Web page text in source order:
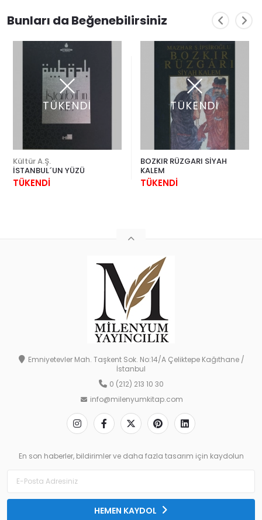
Bunları da Beğenebilirsiniz
TÜKENDİ
Kültür A.Ş.
İSTANBUL´UN YÜZÜ
TÜKENDİ
TÜKENDİ
BOZKIR RÜZGARI SİYAH
KALEM
TÜKENDİ
Emniyetevler Mah. Taşkent Sok. No:14/A Çeliktepe Kağıthane /
İstanbul
0 (212) 213 10 30
info@milenyumkitap.com
En son haberler, bildirimler ve daha fazla tasarım için kaydolun
HEMEN KAYDOL